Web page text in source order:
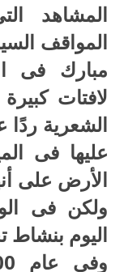
المشاهد
المواقف
مبارك فى
لافتات
الشعرية
عليها فى
الأرض على
ولكن فى
اليوم بنشاط